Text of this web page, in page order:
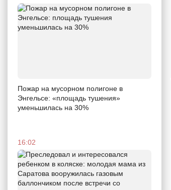
Пожар на мусорном полигоне в
Энгельсе: «площадь тушения»
уменьшилась на 30%
16:02